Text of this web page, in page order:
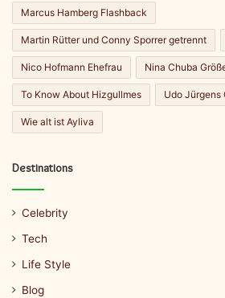
Marcus Hamberg Flashback
Martin Rütter und Conny Sporrer getrennt
Nico Hofmann Ehefrau Nina Chuba
To Know About Hizgullmes Udo Jürgens
Wie alt ist Ayliva
Destinations
Celebrity
Tech
Life Style
Blog